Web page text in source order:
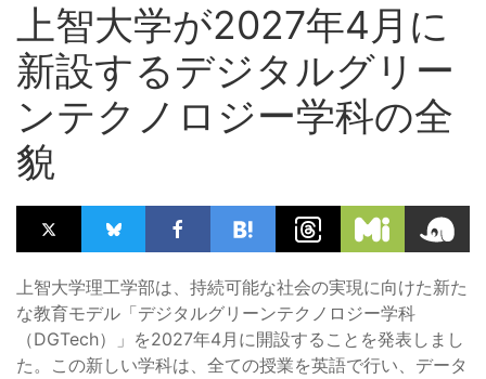
上智大学が2027年4月に
新設するデジタルグリー
ンテクノロジー学科の全
貌
上智大学理工学部は、持続可能な社会の実現に向けた新た
な教育モデル「デジタルグリーンテクノロジー学科
（DGTech）」を2027年4月に開設することを発表しまし
た。この新しい学科は、全ての授業を英語で行い、データ